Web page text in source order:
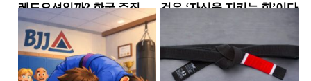
레드오션일까? 한국 주짓수
시장에서 살아남는 체육관
들의 공통점
칼럼
것은 ‘자신을 지키는 힘’이다